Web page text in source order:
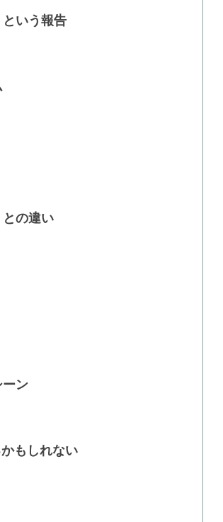
いう報告
の違い
ン
もしれない